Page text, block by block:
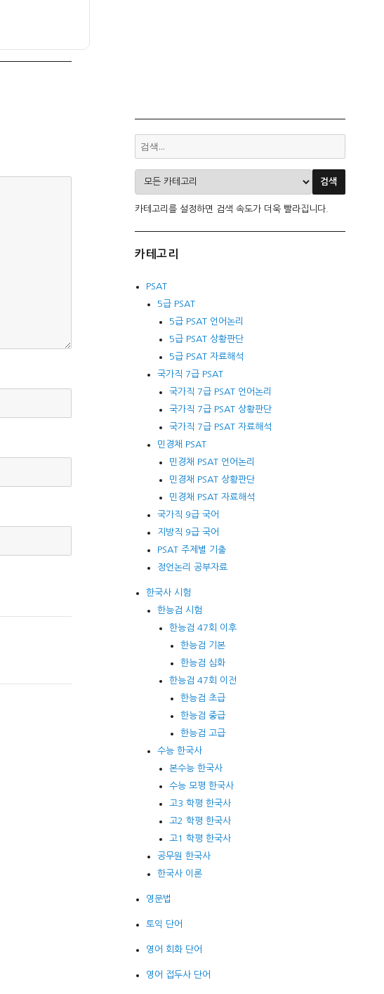
카테고리를 설정하면 검색 속도가 더욱 빨라집니다.
카테고리
PSAT
5급 PSAT
5급 PSAT 언어논리
5급 PSAT 상황판단
5급 PSAT 자료해석
국가직 7급 PSAT
국가직 7급 PSAT 언어논리
국가직 7급 PSAT 상황판단
국가직 7급 PSAT 자료해석
민경채 PSAT
민경채 PSAT 언어논리
민경채 PSAT 상황판단
민경채 PSAT 자료해석
국가직 9급 국어
지방직 9급 국어
PSAT 주제별 기출
정언논리 공부자료
한국사 시험
한능검 시험
한능검 47회 이후
한능검 기본
한능검 심화
한능검 47회 이전
한능검 초급
한능검 중급
한능검 고급
수능 한국사
본수능 한국사
수능 모평 한국사
고3 학평 한국사
고2 학평 한국사
고1 학평 한국사
공무원 한국사
한국사 이론
영문법
토익 단어
영어 회화 단어
영어 접두사 단어